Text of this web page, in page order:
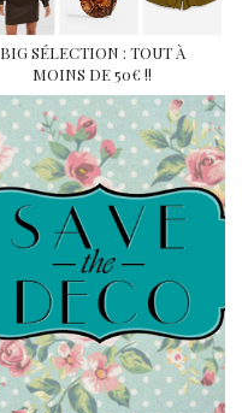
BIG SÉLECTION : TOUT À
MOINS DE 50€ !!